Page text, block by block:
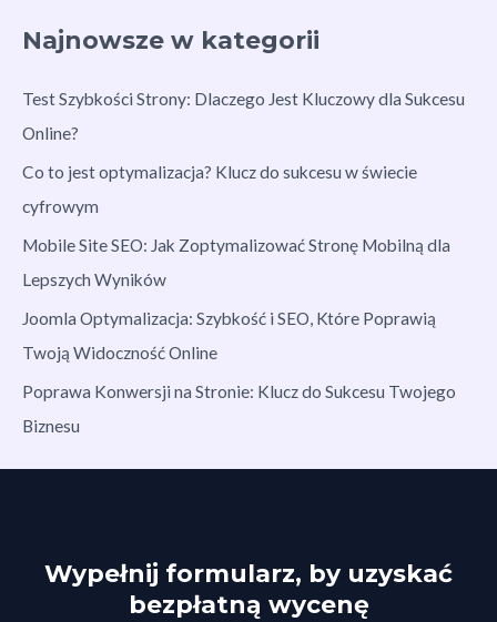
Najnowsze w kategorii
Test Szybkości Strony: Dlaczego Jest Kluczowy dla Sukcesu
Online?
Co to jest optymalizacja? Klucz do sukcesu w świecie
cyfrowym
Mobile Site SEO: Jak Zoptymalizować Stronę Mobilną dla
Lepszych Wyników
Joomla Optymalizacja: Szybkość i SEO, Które Poprawią
Twoją Widoczność Online
Poprawa Konwersji na Stronie: Klucz do Sukcesu Twojego
Biznesu
Wypełnij formularz, by uzyskać
bezpłatną wycenę